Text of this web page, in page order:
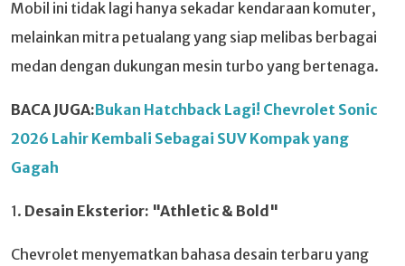
Mobil ini tidak lagi hanya sekadar kendaraan komuter,
melainkan mitra petualang yang siap melibas berbagai
medan dengan dukungan mesin turbo yang bertenaga.
BACA JUGA:Bukan Hatchback Lagi! Chevrolet Sonic
2026 Lahir Kembali Sebagai SUV Kompak yang
Gagah
1. Desain Eksterior: "Athletic & Bold"
Chevrolet menyematkan bahasa desain terbaru yang